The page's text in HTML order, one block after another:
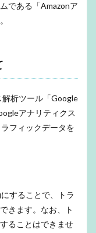
である「Amazonア
析ツール「Google
アナリティクス
フィックデータを
することで、トラ
きます。なお、ト
ることはできませ